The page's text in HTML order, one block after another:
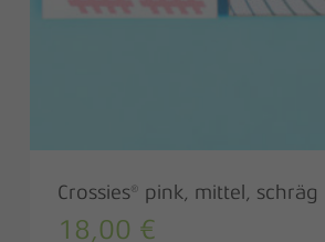
Crossies® pink, mittel, schräg
18,00 €